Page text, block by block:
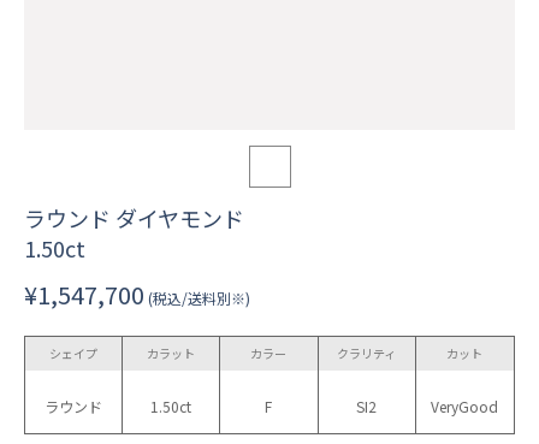
ラウンド ダイヤモンド
1.50ct
¥1,547,700 (税込/送料別※)
シェイプ
ラウンド
カラット
1.50ct
カラー
F
クラリティ
SI2
カット
VeryGood